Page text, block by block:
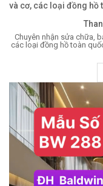
và cơ, các loại đồng hồ
Chuyên nhận sửa chữa,
các loại đồng hồ toàn